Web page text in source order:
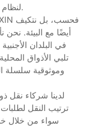
لنظام إدارة الجودة الدولي، ويتمتع بضمان الجودة الشاملة.
أيضًا مع البيئة. نحن
في البلدان
تلبي الأذواق
وموثوقية سلسلة
لدينا شركاء نقل
ترتيب النقل